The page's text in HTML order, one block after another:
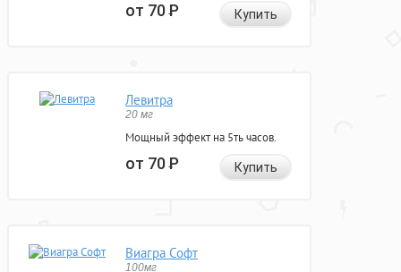
от 70Р Купить
Левитра
20 мг
Мощный эффект на 5ть часов.
от 70Р Купить
Виагра Софт
100мг